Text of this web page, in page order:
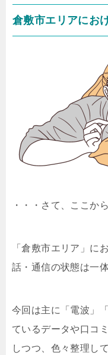
倉敷市エリアにお
・・・さて、ここか
「倉敷市エリア」に
話・通信の状態は一
今回は主に「電波」
ているデータや口コ
しつつ、色々整理し